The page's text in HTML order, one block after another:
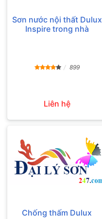
Sơn nước nội thất Dulux
Inspire trong nhà
899
Liên hệ
Chống thấm Dulux